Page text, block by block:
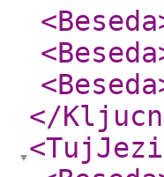
<Beseda
<Beseda
<Beseda
</